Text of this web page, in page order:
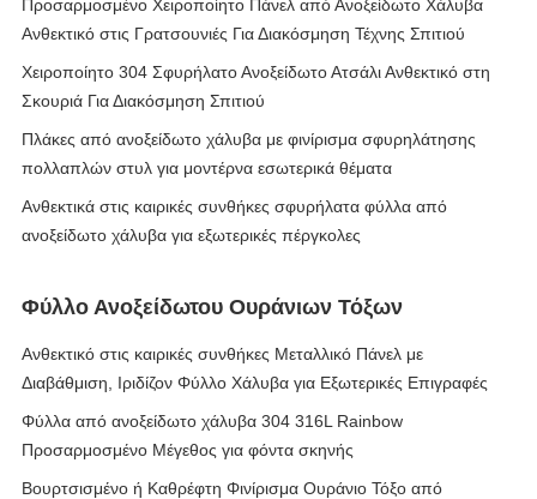
Προσαρμοσμένο Χειροποίητο Πάνελ από Ανοξείδωτο Χάλυβα
Ανθεκτικό στις Γρατσουνιές Για Διακόσμηση Τέχνης Σπιτιού
Χειροποίητο 304 Σφυρήλατο Ανοξείδωτο Ατσάλι Ανθεκτικό στη
Σκουριά Για Διακόσμηση Σπιτιού
Πλάκες από ανοξείδωτο χάλυβα με φινίρισμα σφυρηλάτησης
πολλαπλών στυλ για μοντέρνα εσωτερικά θέματα
Ανθεκτικά στις καιρικές συνθήκες σφυρήλατα φύλλα από
ανοξείδωτο χάλυβα για εξωτερικές πέργκολες
Φύλλο Ανοξείδωτου Ουράνιων Τόξων
Ανθεκτικό στις καιρικές συνθήκες Μεταλλικό Πάνελ με
Διαβάθμιση, Ιριδίζον Φύλλο Χάλυβα για Εξωτερικές Επιγραφές
Φύλλα από ανοξείδωτο χάλυβα 304 316L Rainbow
Προσαρμοσμένο Μέγεθος για φόντα σκηνής
Βουρτσισμένο ή Καθρέφτη Φινίρισμα Ουράνιο Τόξο από